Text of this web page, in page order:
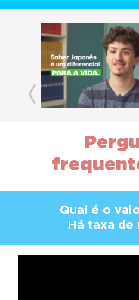
Previous
Qual é o
Há taxa de